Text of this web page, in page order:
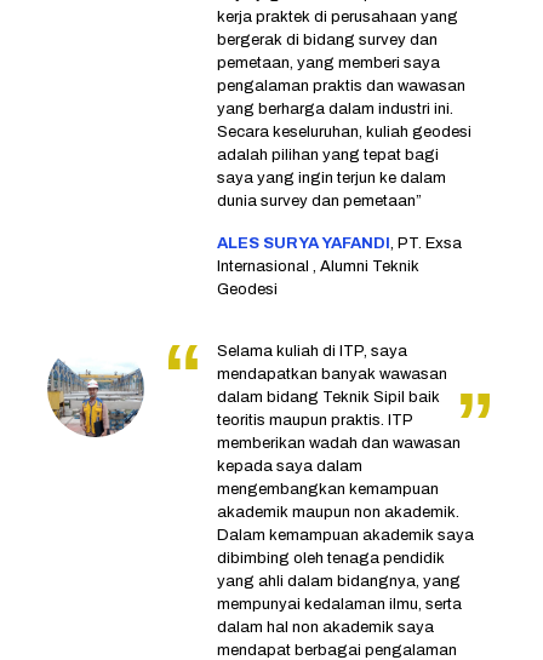
kerja praktek di perusahaan yang
bergerak di bidang survey dan
pemetaan, yang memberi saya
pengalaman praktis dan wawasan
yang berharga dalam industri ini.
Secara keseluruhan, kuliah geodesi
adalah pilihan yang tepat bagi
saya yang ingin terjun ke dalam
dunia survey dan pemetaan”
ALES SURYA YAFANDI , PT. Exsa
Internasional , Alumni Teknik
Geodesi
Selama kuliah di ITP, saya
mendapatkan banyak wawasan
dalam bidang Teknik Sipil baik
teoritis maupun praktis. ITP
memberikan wadah dan wawasan
kepada saya dalam
mengembangkan kemampuan
akademik maupun non akademik.
Dalam kemampuan akademik saya
dibimbing oleh tenaga pendidik
yang ahli dalam bidangnya, yang
mempunyai kedalaman ilmu, serta
dalam hal non akademik saya
mendapat berbagai pengalaman